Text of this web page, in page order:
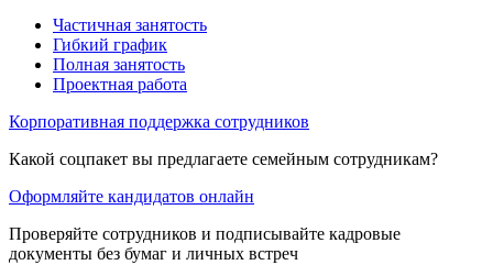
Частичная занятость
Гибкий график
Полная занятость
Проектная работа
Корпоративная поддержка сотрудников
Какой соцпакет вы предлагаете семейным сотрудникам?
Оформляйте кандидатов онлайн
Проверяйте сотрудников и подписывайте кадровые
документы без бумаг и личных встреч